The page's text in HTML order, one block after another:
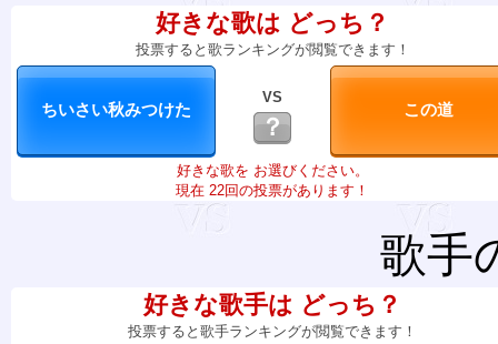
好きな歌は どっち？
投票すると歌ランキングが閲覧できます！
VS
？
好きな歌を お選びください。
現在 22回の投票があります！
歌手
好きな歌手は どっち？
投票すると歌手ランキングが閲覧できます！